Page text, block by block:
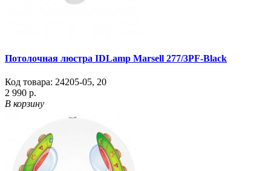
Потолочная люстра IDLamp Marsell 277/3PF-Black
Код товара: 24205-05, 20
2 990 р.
В корзину